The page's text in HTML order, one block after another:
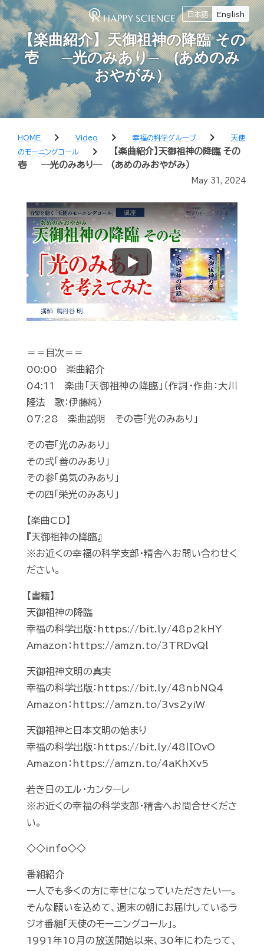
日本語 English
【楽曲紹介】天御祖神の降臨 その
壱 ─光のみあり─ (あめのみ
おやがみ）
HOME chevron_right Video chevron_right 幸福の科学グループ chevron_right
天使
のモーニングコール
chevron_right
【楽曲紹介】天御祖神の降臨 その
壱 ─光のみあり─ (あめのみおやがみ）
May 31, 2024
Play
＝＝目次＝＝
00:00 楽曲紹介
04:11 楽曲「天御祖神の降臨」（作詞・作曲：大川
隆法 歌：伊藤純）
07:28 楽曲説明 その壱「光のみあり」
その壱「光のみあり」
その弐「善のみあり」
その参「勇気のみあり」
その四「栄光のみあり」
【楽曲CD】
『天御祖神の降臨』
※お近くの幸福の科学支部・精舎へお問い合わせく
ださい。
【書籍】
天御祖神の降臨
幸福の科学出版：https://bit.ly/48p2kHY
Amazon：https://amzn.to/3TRDvQl
天御祖神文明の真実
幸福の科学出版：https://bit.ly/48nbNQ4
Amazon：https://amzn.to/3vs2yiW
天御祖神と日本文明の始まり
幸福の科学出版：https://bit.ly/48lIOvO
Amazon：https://amzn.to/4aKhXv5
若き日のエル・カンターレ
※お近くの幸福の科学支部・精舎へお問合せくださ
い。
◇◇info◇◇
番組紹介
一人でも多くの方に幸せになっていただきたい―。
そんな願いを込めて、週末の朝にお届けしているラ
ジオ番組「天使のモーニングコール」。
1991年10月の放送開始以来、30年にわたって、